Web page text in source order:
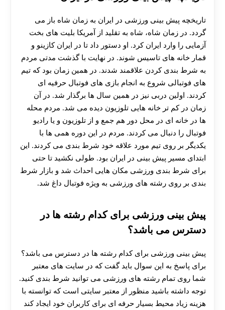
تاریخچه پیش بینی ورزشی در ایران به زمان شاه باز می
گردد. در زمان شاه، شاه به تقلید از آمریکا بلیت های بخت
آزمایی را وارد ایران کرد. او دستور داد تا در ایران کازینو و
قمار خانه های تاسیس شوند. در نهایت با گذشت مدتی مردم
به شرط بندی کردن علاقمند شدند. در همین زمان بود که تیم
های فوتبالی شروع به انجام بازی های فوتبال حرفیه ای
کردند. اولین دربی نیز در همین سال ها برگذار شد. در آن
زمان در کم تر خانه هایی تلوزیون دیده می شد. مردم محله
ها در خانه ای در محل دور هم جمع و از تلوزیون و یا رادیو
فوتبال را دنبال می کردند. مردم در این دوره همی ها با
یکدیگر بر روی تیم مورد علاقه خود شرط بندی می کردند. این
ابتدای مسیر پیش بینی در ایران بود. طولی نکشید تا حتی
برای شرط بندی ورزشی مکان هایی احداث شد و بازار شرط
بندی بر روی رشته های ورزشی به ویژه فوتبال داغ شد.
پیش بینی ورزشی برای کدام رشته ها در
دسترس می باشد؟
پیش بینی ورزشی برای کدام رشته ها در دسترس می باشد؟
برای پاسخ به این سوال باید گفت که در سایت های معتبر
شما روی تمام رشته های ورزشی می توانید شرط بندی کنید.
توجه داشته باشید منظور از معتبر سایتی است که توانسته با
هزینه زیاد محیط بسیار حرفه ای برای کاربران خود ایجاد کند